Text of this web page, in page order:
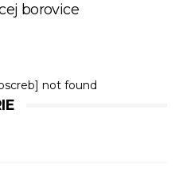
borovice
not found